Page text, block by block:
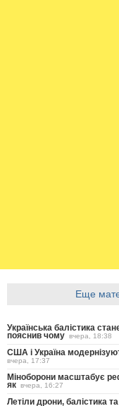
Еще
Українська балістика
пояснив чому вчера, 18:38
США і Україна
вчера, 17:37
Міноборони масштабує
як вчера, 16:27
Летіли дрони, балістика